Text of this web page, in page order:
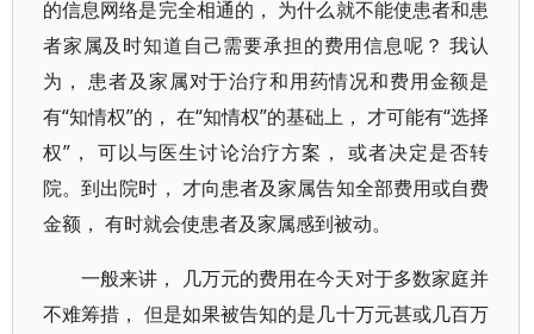
的信息网络是完全相通的， 为什么就不能使患者和患
者家属及时知道自己需要承担的费用信息呢？ 我认
为， 患者及家属对于治疗和用药情况和费用金额是
有“知情权”的， 在“知情权”的基础上， 才可能有“选择
权”， 可以与医生讨论治疗方案， 或者决定是否转
院。到出院时， 才向患者及家属告知全部费用或自费
金额， 有时就会使患者及家属感到被动。
一般来讲， 几万元的费用在今天对于多数家庭并
不难筹措， 但是如果被告知的是几十万元甚或几百万